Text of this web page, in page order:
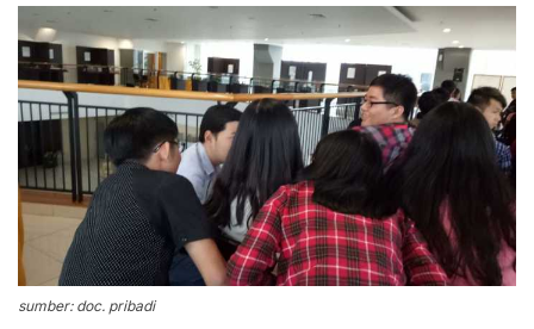
sumber: doc. pribadi